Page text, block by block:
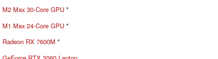
M2 Max 30-Core GPU *
M1 Max 24-Core GPU *
Radeon RX 7600M *